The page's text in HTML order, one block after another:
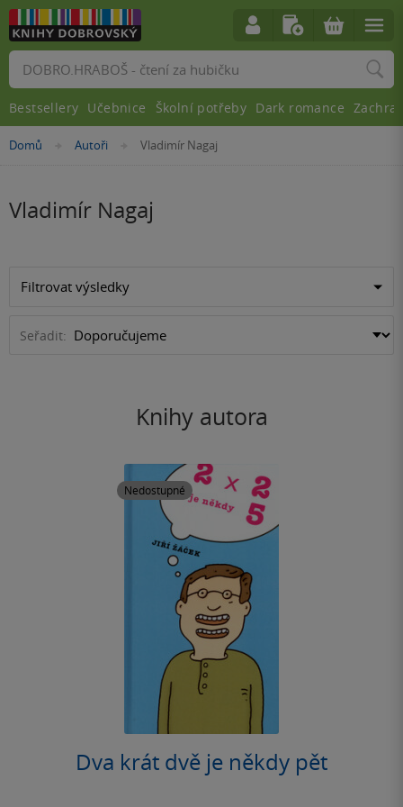
Nacházíte
Domů »Autoři »
Vladimír Nagaj
Vladimír Nagaj
Filtrovat výsledky
Seřadit:
Knihy autora
Nedostupné
Dva krát dvě je někdy pět
Vyhledávání
Bestsellery Učebnice Školní potřeby Dark romance